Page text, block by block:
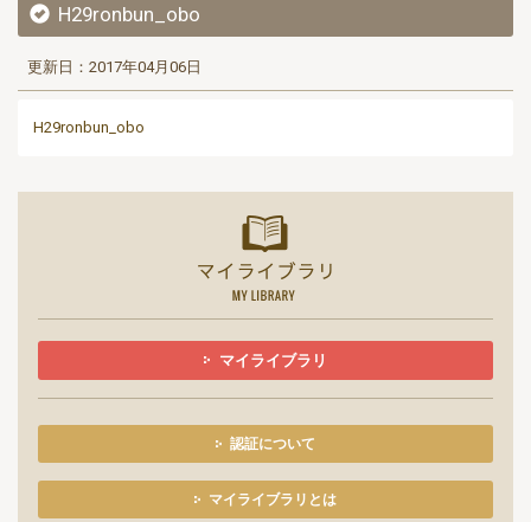
H29ronbun_obo
更新日：2017年04月06日
H29ronbun_obo
マイライブラリ
認証について
マイライブラリとは